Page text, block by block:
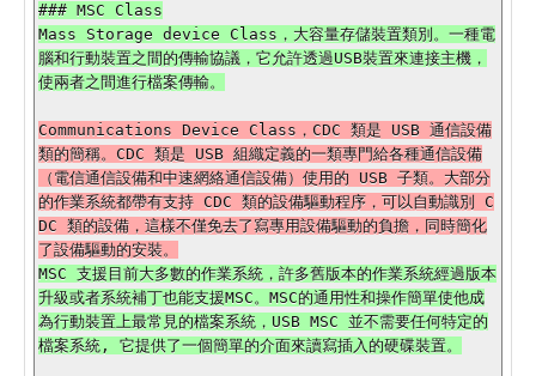
### MSC Class
Mass Storage device Class，大容量存儲裝置類別。一種電
腦和行動裝置之間的傳輸協議，它允許透過USB裝置來連接主機，
Communications Device Class，CDC 類是 USB 通信設備
類的簡稱。CDC 類是 USB 組織定義的一類專門給各種通信設備
（電信通信設備和中速網絡通信設備）使用的 USB 子類。大部分
的作業系統都帶有支持 CDC 類的設備驅動程序，可以自動識別 C
DC 類的設備，這樣不僅免去了寫專用設備驅動的負擔，同時簡化
MSC 支援目前大多數的作業系統，許多舊版本的作業系統經過版本
升級或者系統補丁也能支援MSC。MSC的通用性和操作簡單使他成
為行動裝置上最常見的檔案系統，USB MSC 並不需要任何特定的